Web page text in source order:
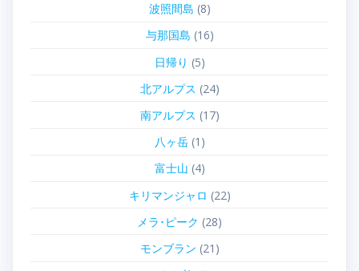
波照間島 (8)
与那国島 (16)
日帰り (5)
北アルプス (24)
南アルプス (17)
八ヶ岳(1)
富士山 (4)
キリマンジャロ (22)
メラ･ピーク (28)
モンブラン (21)